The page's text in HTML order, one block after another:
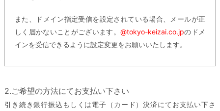
また、ドメイン指定受信を設定されている場合、メールが正
しく届かないことがございます。@tokyo-keizai.co.jpのドメ
インを受信できるように設定変更をお願いいたします。
2.ご希望の方法にてお支払い下さい
引き続き銀行振込もしくは電子（カード）決済にてお支払い下さ